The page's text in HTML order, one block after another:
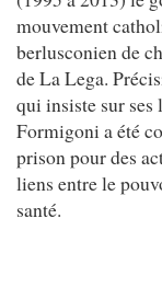
mouvement
berlusconien de
de La Lega.
qui insiste sur ses
Formigoni a été
prison pour des
liens entre le
santé.